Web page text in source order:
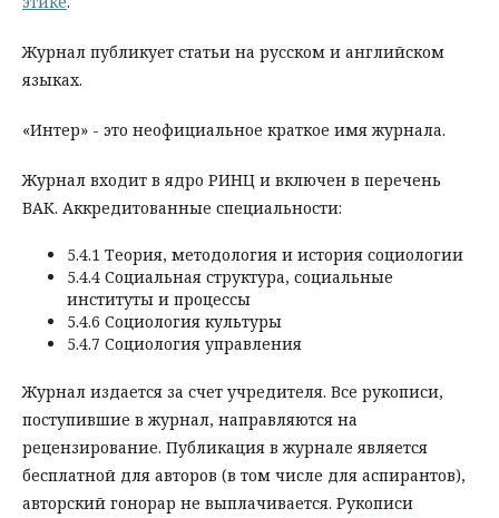
Журнал публикует статьи на русском и английском
языках.
«Интер» - это неофициальное краткое имя журнала.
Журнал входит в ядро РИНЦ и включен в перечень
ВАК. Аккредитованные специальности:
5.4.1 Теория, методология и история социологии
5.4.4 Социальная структура, социальные
институты и процессы
5.4.6 Социология культуры
5.4.7 Социология управления
Журнал издается за счет учредителя. Все рукописи,
поступившие в журнал, направляются на
рецензирование. Публикация в журнале является
бесплатной для авторов (в том числе для аспирантов),
авторский гонорар не выплачивается. Рукописи